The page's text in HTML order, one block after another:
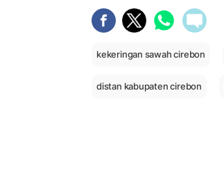
kekeringan sawah cirebon
distan kabupaten cirebon